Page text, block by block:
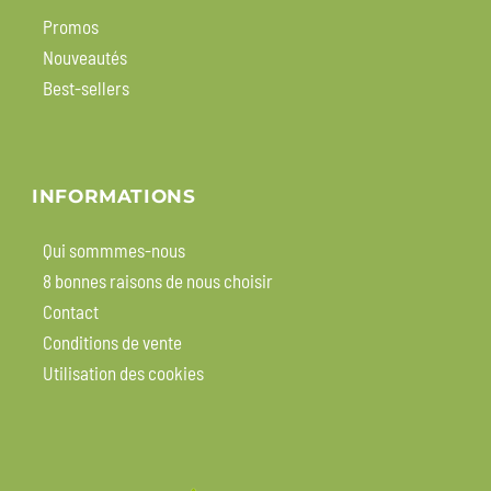
Promos
Nouveautés
Best-sellers
INFORMATIONS
Qui sommmes-nous
8 bonnes raisons de nous choisir
Contact
Conditions de vente
Utilisation des cookies